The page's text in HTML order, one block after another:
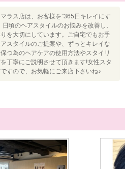
ラス店は、お客様を”365日キレイにす
日頃のヘアスタイルのお悩みを改善し、
を大切にしています。ご自宅でもお手
スタイルのご提案や、ずっとキレイな
つ為のヘアケアの使用方法やスタイリ
丁寧にご説明させて頂きます!女性スタ
すので、お気軽にご来店下さいね♪